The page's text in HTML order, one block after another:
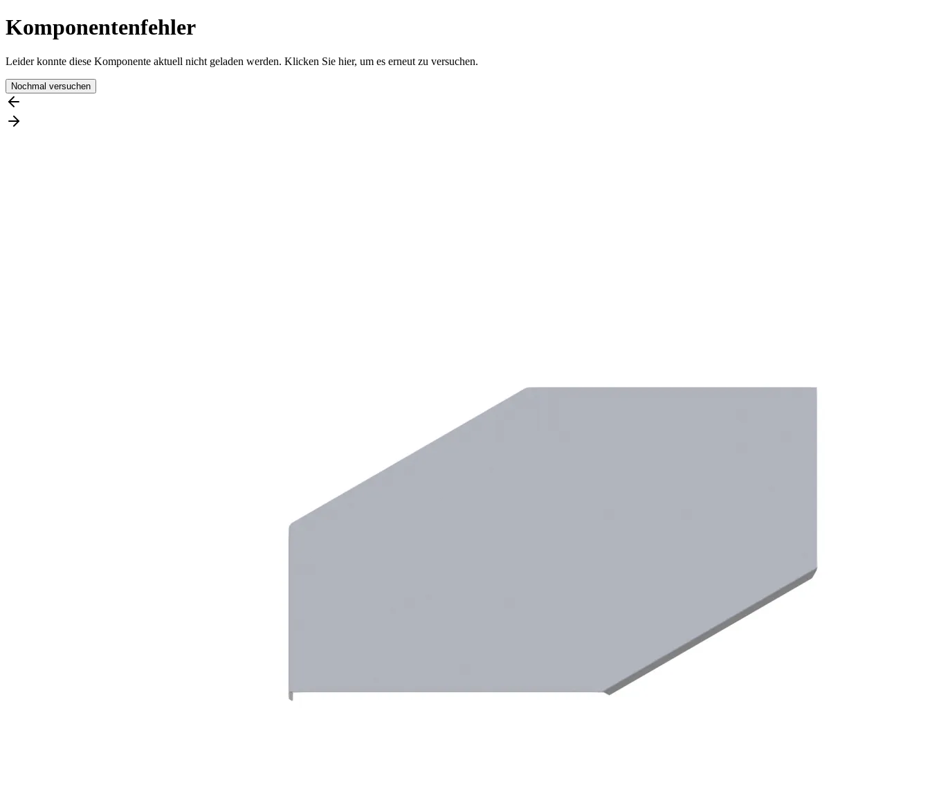
Komponentenfehler
Leider konnte diese Komponente aktuell nicht geladen werden. Klicken Sie hier, um es erneut zu versuchen.
Nochmal versuchen